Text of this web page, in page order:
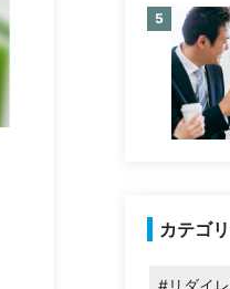
カテゴ
#リダイ